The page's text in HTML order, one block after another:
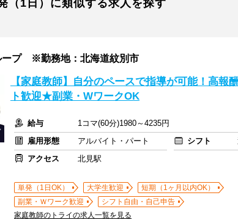
（1日）に類似する求人を探す
ープ ※勤務地：北海道紋別市
【家庭教師】自分のペースで指導が可能！高報
ト歓迎★副業・WワークOK
給与
1コマ(60分)1980～4235円
雇用形態
アルバイト・パート シフト
アクセス
北見駅
単発（1日OK） 大学生歓迎
短期（1ヶ月以内OK）
副業・Ｗワーク歓迎
シフト自由・自己申告
家庭教師のトライの求人一覧を見る